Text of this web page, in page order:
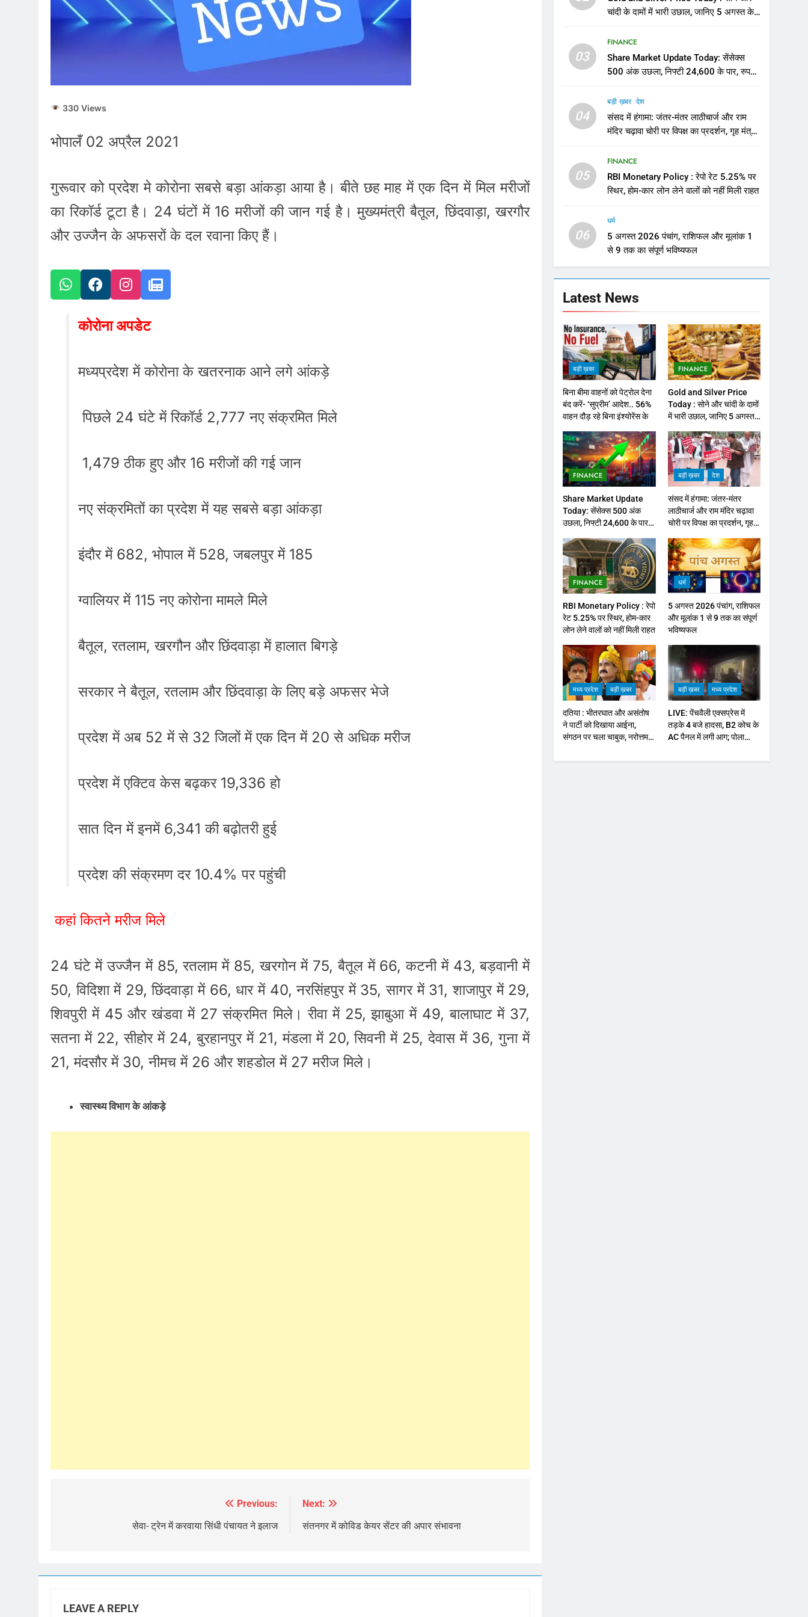
330 Views
भोपालँ 02 अप्रैल 2021
गुरूवार को प्रदेश मे कोरोना सबसे बड़ा आंकड़ा आया है। बीते छह माह में एक दिन में मिल मरीजों
का रिकॉर्ड टूटा है। 24 घंटों में 16 मरीजों की जान गई है। मुख्यमंत्री बैतूल, छिंदवाड़ा, खरगौर
और उज्जैन के अफसरों के दल रवाना किए हैं।
कोरोना अपडेट
मध्यप्रदेश में कोरोना के खतरनाक आने लगे आंकड़े
पिछले 24 घंटे में रिकॉर्ड 2,777 नए संक्रमित मिले
1,479 ठीक हुए और 16 मरीजों की गई जान
नए संक्रमितों का प्रदेश में यह सबसे बड़ा आंकड़ा
इंदौर में 682, भोपाल में 528, जबलपुर में 185
ग्वालियर में 115 नए कोरोना मामले मिले
बैतूल, रतलाम, खरगौन और छिंदवाड़ा में हालात बिगड़े
सरकार ने बैतूल, रतलाम और छिंदवाड़ा के लिए बड़े अफसर भेजे
प्रदेश में अब 52 में से 32 जिलों में एक दिन में 20 से अधिक मरीज
प्रदेश में एक्टिव केस बढ़कर 19,336 हो
सात दिन में इनमें 6,341 की बढ़ोतरी हुई
प्रदेश की संक्रमण दर 10.4% पर पहुंची
कहां कितने मरीज मिले
24 घंटे में उज्जैन में 85, रतलाम में 85, खरगोन में 75, बैतूल में 66, कटनी में 43, बड़वानी में
50, विदिशा में 29, छिंदवाड़ा में 66, धार में 40, नरसिंहपुर में 35, सागर में 31, शाजापुर में 29,
शिवपुरी में 45 और खंडवा में 27 संक्रमित मिले। रीवा में 25, झाबुआ में 49, बालाघाट में 37,
सतना में 22, सीहोर में 24, बुरहानपुर में 21, मंडला में 20, सिवनी में 25, देवास में 36, गुना में
21, मंदसौर में 30, नीमच में 26 और शहडोल में 27 मरीज मिले।
स्वास्थ्य विभाग के आंकड़े
Previous:
सेवा- ट्रेन में करवाया सिंधी पंचायत ने इलाज
Next:
संतनगर में कोविड केयर सेंटर की अपार संभावना
LEAVE A REPLY
चांदी के दामों में भारी उछाल, जानिए 5 अगस्त के
03
FINANCE
Share Market Update Today: सेंसेक्स
500 अंक उछला, निफ्टी 24,600 के पार, रुपया
04
बड़ी ख़बर देश
संसद में हंगामा: जंतर-मंतर लाठीचार्ज और राम
मंदिर चढ़ावा चोरी पर विपक्ष का प्रदर्शन, गृह मंत्री
05
FINANCE
RBI Monetary Policy : रेपो रेट 5.25% पर
स्थिर, होम-कार लोन लेने वालों को नहीं मिली राहत
06
धर्म
5 अगस्त 2026 पंचांग, राशिफल और मूलांक 1
से 9 तक का संपूर्ण भविष्यफल
Latest News
बड़ी ख़बर
बिना बीमा वाहनों को पेट्राेल देना
बंद करें- ‘सुप्रीम’ आदेश.. 56%
वाहन दौड़ रहे बिना इंश्योरेंस के
FINANCE
Gold and Silver Price
Today : सोने और चांदी के दामों
में भारी उछाल, जानिए 5 अगस्त
FINANCE
Share Market Update
Today: सेंसेक्स 500 अंक
उछला, निफ्टी 24,600 के पार,
बड़ी ख़बर देश
संसद में हंगामा: जंतर-मंतर
लाठीचार्ज और राम मंदिर चढ़ावा
चोरी पर विपक्ष का प्रदर्शन, गृह
FINANCE
RBI Monetary Policy : रेपो
रेट 5.25% पर स्थिर, होम-कार
लोन लेने वालों को नहीं मिली राहत
धर्म
5 अगस्त 2026 पंचांग, राशिफल
और मूलांक 1 से 9 तक का संपूर्ण
भविष्यफल
मध्य प्रदेश बड़ी ख़बर
दतिया : भीतरघात और असंतोष
ने पार्टी को दिखाया आईना,
संगठन पर चला चाबुक, नरोत्तम
बड़ी ख़बर मध्य प्रदेश
LIVE: पेंचवैली एक्सप्रेस में
तड़के 4 बजे हादसा, B2 कोच के
AC पैनल में लगी आग; पोला
मची अफ़रातफ़री